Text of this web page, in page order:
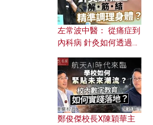
左常波中醫： 從痛症到
內科病 針灸如何透過解
鄭俊傑校長X陳穎華主